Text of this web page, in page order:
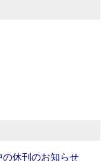
休刊のお知らせ